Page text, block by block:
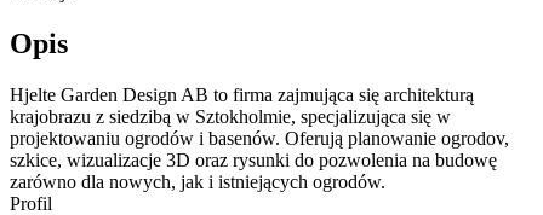
Opis
Hjelte Garden Design AB to firma zajmująca się architekturą
krajobrazu z siedzibą w Sztokholmie, specjalizująca się w
projektowaniu ogrodów i basenów. Oferują planowanie ogrodov,
szkice, wizualizacje 3D oraz rysunki do pozwolenia na budowę
zarówno dla nowych, jak i istniejących ogrodów.
Profil